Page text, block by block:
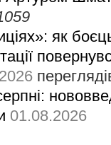
як
01.08.2026